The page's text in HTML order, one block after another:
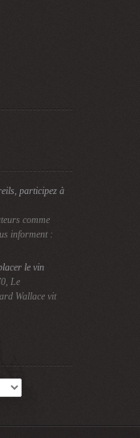
participez à
comme
informent :
le vin
Le
Wallace vit